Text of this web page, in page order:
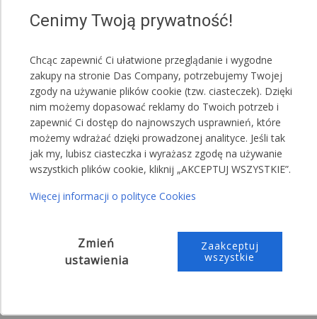
Przykładowa treść wiadomości do sprzedającego:
,,Proszę o przesłanie 10 maskownic koloru
zielonego"
,,Proszę o przesłanie 6 maskownic koloru
zielonego, 4 maskownice koloru czerwonego
(narożne maskownice będą czerwone)"
Cenimy Twoją prywatność!
Chcąc zapewnić Ci ułatwione przeglądanie i wygodne
zakupy na stronie Das Company, potrzebujemy Twojej
zgody na używanie plików cookie (tzw. ciasteczek). Dzięki
nim możemy dopasować reklamy do Twoich potrzeb i
zapewnić Ci dostęp do najnowszych usprawnień, które
możemy wdrażać dzięki prowadzonej analityce. Jeśli tak
jak my, lubisz ciasteczka i wyrażasz zgodę na używanie
wszystkich plików cookie, kliknij „AKCEPTUJ WSZYSTKIE”.
Więcej informacji o polityce Cookies
Zmień
ustawienia
Zaakceptuj
wszystkie